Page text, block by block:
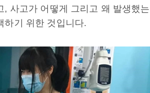
사고가 어떻게 그리고 왜 발생했는
하기 위한 것입니다.